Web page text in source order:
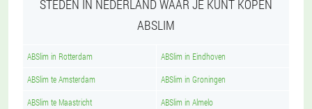
STEDEN IN NEDERLAND WAAR JE KUNT KOPEN
ABSLIM
ABSlim in Rotterdam ABSlim in Eindhoven
ABSlim te Amsterdam ABSlim in Groningen
ABSlim te Maastricht ABSlim in Almelo